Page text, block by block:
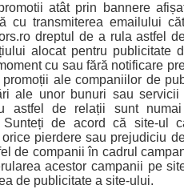
atât prin bannere
cu transmiterea emailului
dreptul de a rula astfel
alocat pentru publicitate
cu sau fără notificare
ale companiilor de
ale unor bunuri sau
astfel de relații sunt
de acord că site-ul
pierdere sau prejudiciu
de companii în cadrul
acestor campanii pe
de publicitate a site-ului.